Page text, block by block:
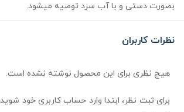
بصورت دستی و با آب سرد توصیه میشود.
نظرات کاربران
هیچ نظری برای این محصول نوشته نشده است.
برای ثبت نظر، ابتدا وارد حساب کاربری خود